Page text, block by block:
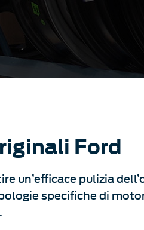
Ford
un’efficace pulizia
specifiche di